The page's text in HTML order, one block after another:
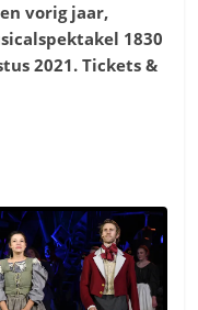
vorig jaar,
1830
2021. Tickets &